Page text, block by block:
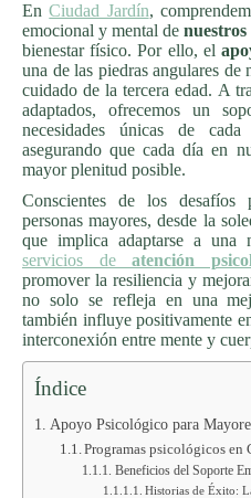
EnCiudad Jardín,
emocional y mental de
bienestar físico. Por ello, el
una de las piedras angulares de
cuidado de la tercera edad. A
adaptados, ofrecemos un
necesidades únicas de
asegurando que cada día en
mayor plenitud posible.
Conscientes de los desafíos
personas mayores, desde la
que implica adaptarse a una
servicios de atención
promover la resiliencia y
no solo se refleja en una
también influye positivamente
interconexión entre mente y
Índice
Apoyo Psicológico para
Programas psicológicos en
Beneficios del Soporte
Historias de Éxito: